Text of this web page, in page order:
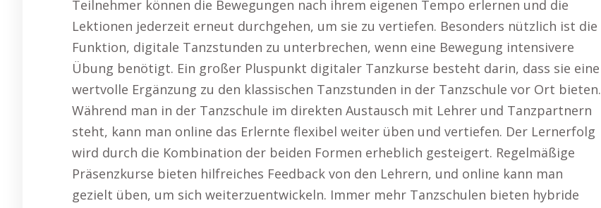
Teilnehmer können die Bewegungen nach ihrem eigenen Tempo erlernen und die
Lektionen jederzeit erneut durchgehen, um sie zu vertiefen. Besonders nützlich ist die
Funktion, digitale Tanzstunden zu unterbrechen, wenn eine Bewegung intensivere
Übung benötigt. Ein großer Pluspunkt digitaler Tanzkurse besteht darin, dass sie eine
wertvolle Ergänzung zu den klassischen Tanzstunden in der Tanzschule vor Ort bieten.
Während man in der Tanzschule im direkten Austausch mit Lehrer und Tanzpartnern
steht, kann man online das Erlernte flexibel weiter üben und vertiefen. Der Lernerfolg
wird durch die Kombination der beiden Formen erheblich gesteigert. Regelmäßige
Präsenzkurse bieten hilfreiches Feedback von den Lehrern, und online kann man
gezielt üben, um sich weiterzuentwickeln. Immer mehr Tanzschulen bieten hybride